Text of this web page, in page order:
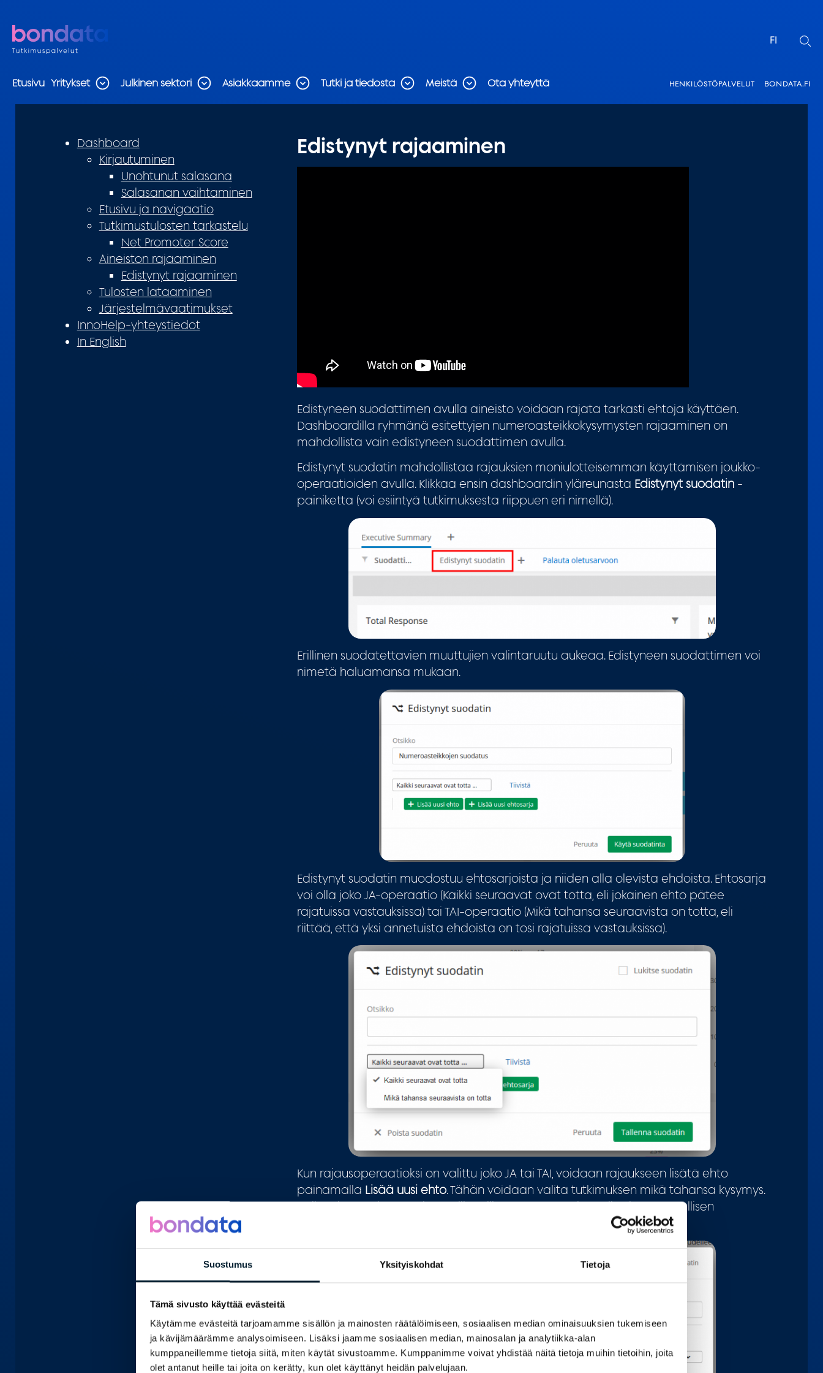
Suostumus Yksityiskohdat Tietoja
Tämä sivusto käyttää evästeitä
Käytämme evästeitä tarjoamamme sisällön ja mainosten räätälöimiseen, sosiaalisen median ominaisuuksien tukemiseen
ja kävijämäärämme analysoimiseen. Lisäksi jaamme sosiaalisen median, mainosalan ja analytiikka-alan
kumppaneillemme tietoja siitä, miten käytät sivustoamme. Kumppanimme voivat yhdistää näitä tietoja muihin tietoihin, joita
olet antanut heille tai joita on kerätty, kun olet käyttänyt heidän palvelujaan.
FI
Etusivu Yritykset Julkinen sektori Asiakkaamme Tutki ja tiedosta Meistä Ota yhteyttä HENKILÖSTÖPALVELUT BONDATA.FI
Dashboard
Kirjautuminen
Unohtunut salasana
Salasanan vaihtaminen
Etusivu ja navigaatio
Tutkimustulosten tarkastelu
Net Promoter Score
Aineiston rajaaminen
Edistynyt rajaaminen
Tulosten lataaminen
Järjestelmävaatimukset
InnoHelp-yhteystiedot
In English
Edistynyt rajaaminen
Edistyneen suodattimen avulla aineisto voidaan rajata tarkasti ehtoja käyttäen.
Dashboardilla ryhmänä esitettyjen numeroasteikkokysymysten rajaaminen on
mahdollista vain edistyneen suodattimen avulla.
Edistynyt suodatin mahdollistaa rajauksien moniulotteisemman käyttämisen joukko-
operaatioiden avulla. Klikkaa ensin dashboardin yläreunasta Edistynyt suodatin-
painiketta (voi esiintyä tutkimuksesta riippuen eri nimellä).
Erillinen suodatettavien muuttujien valintaruutu aukeaa. Edistyneen suodattimen voi
nimetä haluamansa mukaan.
Edistynyt suodatin muodostuu ehtosarjoista ja niiden alla olevista ehdoista. Ehtosarja
voi olla joko JA-operaatio (Kaikki seuraavat ovat totta, eli jokainen ehto pätee
rajatuissa vastauksissa) tai TAI-operaatio (Mikä tahansa seuraavista on totta, eli
riittää, että yksi annetuista ehdoista on tosi rajatuissa vastauksissa).
Kun rajausoperaatioksi on valittu joko JA tai TAI, voidaan rajaukseen lisätä ehto
painamalla Lisää uusi ehto. Tähän voidaan valita tutkimuksen mikä tahansa kysymys.
Valitun kysymyksen mukaan siihen liittyvät operaatiot vaihtelevat. Tavallisen
valintakysymyksen operaatiot on esitetty alla olevassa kuvassa.